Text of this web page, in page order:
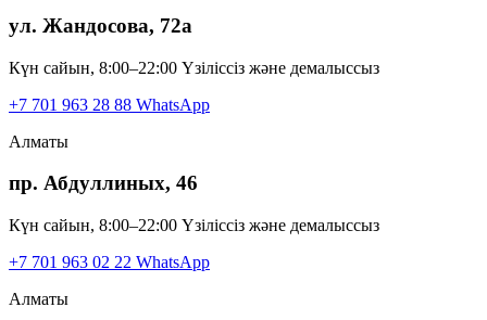
ул. Жандосова, 72а
Күн сайын, 8:00–22:00 Үзіліссіз және демалыссыз
+7 701 963 28 88 WhatsApp
Алматы
пр. Абдуллиных, 46
Күн сайын, 8:00–22:00 Үзіліссіз және демалыссыз
+7 701 963 02 22 WhatsApp
Алматы